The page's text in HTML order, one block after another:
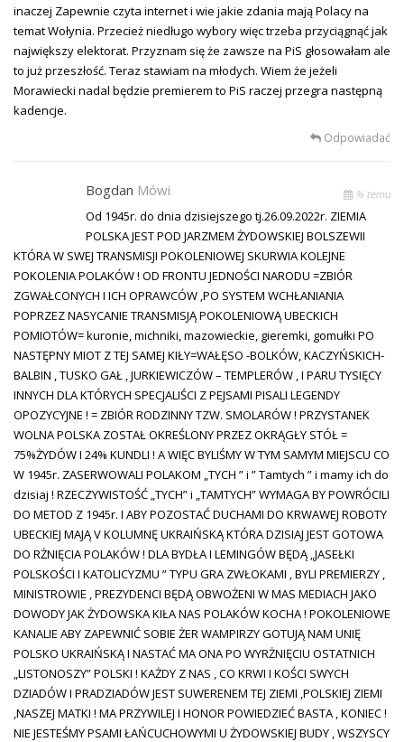
inaczej Zapewnie czyta internet i wie jakie zdania mają Polacy na
temat Wołynia. Przecież niedługo wybory więc trzeba przyciągnąć jak
największy elektorat. Przyznam się że zawsze na PiS głosowałam ale
to już przeszłość. Teraz stawiam na młodych. Wiem że jeżeli
Morawiecki nadal będzie premierem to PiS raczej przegra następną
kadencje.
Odpowiadać
Bogdan Mówi % temu
Od 1945r. do dnia dzisiejszego tj.26.09.2022r. ZIEMIA
POLSKA JEST POD JARZMEM ŻYDOWSKIEJ BOLSZEWII
KTÓRA W SWEJ TRANSMISJI POKOLENIOWEJ SKURWIA KOLEJNE
POKOLENIA POLAKÓW ! OD FRONTU JEDNOŚCI NARODU =ZBIÓR
ZGWAŁCONYCH I ICH OPRAWCÓW ,PO SYSTEM WCHŁANIANIA
POPRZEZ NASYCANIE TRANSMISJĄ POKOLENIOWĄ UBECKICH
POMIOTÓW= kuronie, michniki, mazowieckie, gieremki, gomułki PO
NASTĘPNY MIOT Z TEJ SAMEJ KIŁY=WAŁĘSO -BOLKÓW, KACZYŃSKICH-
BALBIN , TUSKO GAŁ , JURKIEWICZÓW – TEMPLERÓW , I PARU TYSIĘCY
INNYCH DLA KTÓRYCH SPECJALIŚCI Z PEJSAMI PISALI LEGENDY
OPOZYCYJNE ! = ZBIÓR RODZINNY TZW. SMOLARÓW ! PRZYSTANEK
WOLNA POLSKA ZOSTAŁ OKREŚLONY PRZEZ OKRĄGŁY STÓŁ =
75%ŻYDÓW I 24% KUNDLI ! A WIĘC BYLIŚMY W TYM SAMYM MIEJSCU CO
W 1945r. ZASERWOWALI POLAKOM „TYCH ” i ” Tamtych ” i mamy ich do
dzisiaj ! RZECZYWISTOŚĆ „TYCH” i „TAMTYCH” WYMAGA BY POWRÓCILI
DO METOD Z 1945r. I ABY POZOSTAĆ DUCHAMI DO KRWAWEJ ROBOTY
UBECKIEJ MAJĄ V KOLUMNĘ UKRAIŃSKĄ KTÓRA DZISIAJ JEST GOTOWA
DO RŻNIĘCIA POLAKÓW ! DLA BYDŁA I LEMINGÓW BĘDĄ „JASEŁKI
POLSKOŚCI I KATOLICYZMU ” TYPU GRA ZWŁOKAMI , BYLI PREMIERZY ,
MINISTROWIE , PREZYDENCI BĘDĄ OBWOŻENI W MAS MEDIACH JAKO
DOWODY JAK ŻYDOWSKA KIŁA NAS POLAKÓW KOCHA ! POKOLENIOWE
KANALIE ABY ZAPEWNIĆ SOBIE ŻER WAMPIRZY GOTUJĄ NAM UNIĘ
POLSKO UKRAIŃSKĄ I NASTAĆ MA ONA PO WYRŻNIĘCIU OSTATNICH
„LISTONOSZY” POLSKI ! KAŻDY Z NAS , CO KRWI I KOŚCI SWYCH
DZIADÓW I PRADZIADÓW JEST SUWERENEM TEJ ZIEMI ,POLSKIEJ ZIEMI
,NASZEJ MATKI ! MA PRZYWILEJ I HONOR POWIEDZIEĆ BASTA , KONIEC !
NIE JESTEŚMY PSAMI ŁAŃCUCHOWYMI U ŻYDOWSKIEJ BUDY , WSZYSCY